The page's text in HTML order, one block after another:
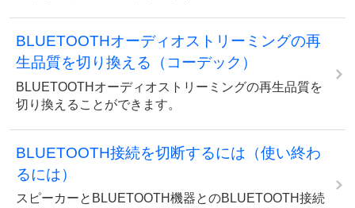
BLUETOOTHオーディオストリーミングの再
生品質を切り換える（コーデック）
BLUETOOTHオーディオストリーミングの再生品質を
切り換えることができます。
BLUETOOTH接続を切断するには（使い終わ
るには）
スピーカーとBLUETOOTH機器とのBLUETOOTH接続